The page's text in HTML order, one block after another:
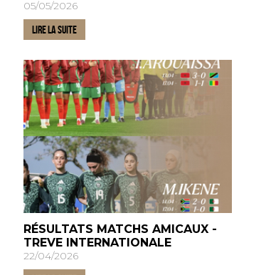
05/05/2026
LIRE LA SUITE
RÉSULTATS MATCHS AMICAUX -
TREVE INTERNATIONALE
22/04/2026